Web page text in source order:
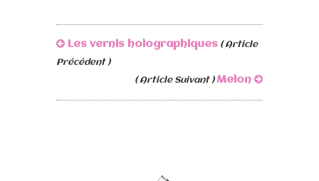
Les vernis holographiques ( Article
Précédent )
( Article Suivant )Melon